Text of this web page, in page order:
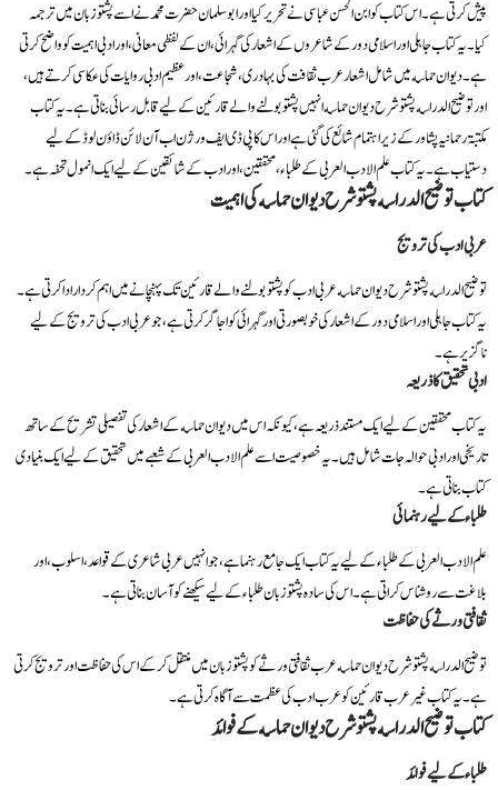
پیش کرتی ہے۔ اس کتاب کو ابن الحسن عباسی نے تحریر کیا اور ابو سلمان حضرت محمد نے اسے پشتو زبان میں ترجمہ
کیا۔ یہ کتاب جاہلی اور اسلامی دور کے شاعروں کے اشعار کی گہرائی، ان کے لفظی معانی، اور ادبی اہمیت کو واضح کرتی
ہے۔ دیوان حماسه میں شامل اشعار عرب ثقافت کی بہادری، شجاعت، اور عظیم ادبی روایات کی عکاسی کرتے ہیں،
اور توضیح الدراسه پشتو شرح دیوان حماسه انہیں پشتو بولنے والے قارئین کے لیے قابل رسائی بناتی ہے۔ یہ کتاب
مکتبۃ رحمانیہ پشاور کے زیر اہتمام شائع کی گئی ہے اور اس کا پی ڈی ایف ورژن اب آن لائن ڈاؤن لوڈ کے لیے
دستیاب ہے۔ یہ کتاب علم الادب العربی کے طلباء، محققین، اور ادب کے شائقین کے لیے ایک انمول تحفہ ہے۔
کتاب توضیح الدراسه پشتو شرح دیوان حماسه کی اہمیت
عربی ادب کی ترویج
توضیح الدراسه پشتو شرح دیوان حماسه عربی ادب کو پشتو بولنے والے قارئین تک پہنچانے میں اہم کردار ادا کرتی ہے۔
یہ کتاب جاہلی اور اسلامی دور کے اشعار کی خوبصورتی اور گہرائی کو اجاگر کرتی ہے، جو عربی ادب کی ترویج کے لیے
ناگزیر ہے۔
ادبی تحقیق کا ذریعہ
یہ کتاب محققین کے لیے ایک مستند ذریعہ ہے، کیونکہ اس میں دیوان حماسه کے اشعار کی تفصیلی تشریح کے ساتھ
تاریخی اور ادبی حوالہ جات شامل ہیں۔ یہ خصوصیت اسے علم الادب العربی کے شعبے میں تحقیق کے لیے ایک بنیادی
کتاب بناتی ہے۔
طلباء کے لیے رہنمائی
علم الادب العربی کے طلباء کے لیے یہ کتاب ایک جامع رہنما ہے، جو انہیں عربی شاعری کے قواعد، اسلوب، اور
بلاغت سے روشناس کراتی ہے۔ اس کی سادہ پشتو زبان طلباء کے لیے سیکھنے کو آسان بناتی ہے۔
ثقافتی ورثے کی حفاظت
توضیح الدراسه پشتو شرح دیوان حماسه عرب ثقافتی ورثے کو پشتو زبان میں منتقل کر کے اس کی حفاظت اور ترویج کرتی
ہے۔ یہ کتاب غیر عرب قارئین کو عرب ادب کی عظمت سے آگاہ کرتی ہے۔
کتاب توضیح الدراسه پشتو شرح دیوان حماسه کے فوائد
طلباء کے لیے فوائد